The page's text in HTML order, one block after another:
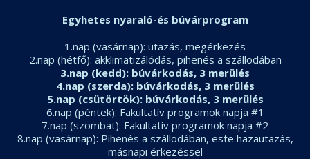
Egyhetes nyaraló-és búvárprogram
1.nap (vasárnap): utazás, megérkezés
2.nap (hétfő): akklimatizálódás, pihenés a szállodában
3.nap (kedd): búvárkodás, 3 merülés
4.nap (szerda): búvárkodás, 3 merülés
5.nap (csütörtök): búvárkodás, 3 merülés
6.nap (péntek): Fakultatív programok napja #1
7.nap (szombat): Fakultatív programok napja #2
8.nap (vasárnap): Pihenés a szállodában, este hazautazás,
másnapi érkezéssel